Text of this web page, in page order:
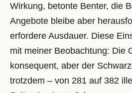
Wirkung, betonte Benter, die
Angebote bleibe aber
erfordere Ausdauer. Diese
mit meiner Beobachtung: Die
konsequent, aber der
trotzdem – von 281 auf 382